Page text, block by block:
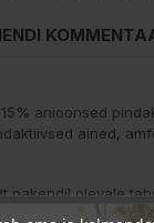
anioonsed
ained,
pakendil olevale
4,5kg pesule: